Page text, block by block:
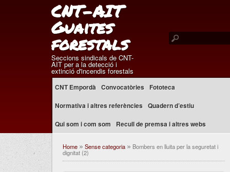
CNT-AIT
Guaites
forestals
Seccions sindicals de CNT-
AIT per a la detecció i
extinció d'incendis forestals
CNT Empordà Convocatòries
Fototeca
Normativa i altres referències Quadern d’estiu
Qui som i com som
Recull de premsa i altres webs
Home » Sense categoria » Bombers en lluita per la seguretat i
dignitat (2)